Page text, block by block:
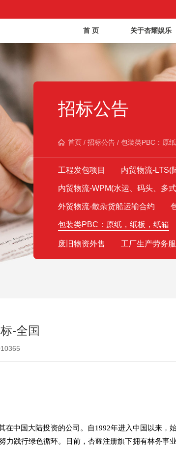
关于杏耀娱乐
首 页
招标公告
首页 /招标公告 /包装类PBC：原
工程发包项目 内贸物流-LTS(
内贸物流-WPM(水运、码头、多
外贸物流-散杂货船运输合约
包装类PBC：原纸，纸板，纸箱
废旧物资外售 工厂生产劳务
-全国
中国大陆投资的公司。自1992年进入中国以来，
力践行绿色循环。目前，杏耀注册旗下拥有林务事